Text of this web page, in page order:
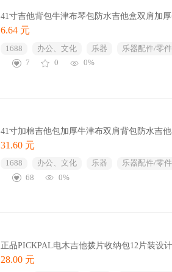
41寸吉他背包牛津布琴包防水吉他盒双肩加
6.64 元
1688 办公、文化 乐器
乐器配件/零件
7
0 0%
41寸加棉吉他包加厚牛津布双肩背包防水吉
31.60 元
1688 办公、文化 乐器
乐器配件/零件
68
0%
正品PICKPAL电木吉他拨片收纳包12片装设
28.00 元